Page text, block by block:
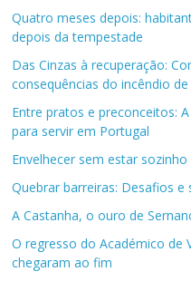
Quatro meses depois:
depois da tempestade
Das Cinzas à recuperação:
consequências do incêndio de
Entre pratos e preconceitos:
para servir em Portugal
Envelhecer sem estar sozinho
Quebrar barreiras: Desafios
A Castanha, o ouro de
O regresso do Académico de
chegaram ao fim